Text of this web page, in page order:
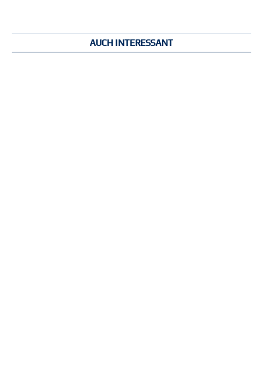
AUCH INTERESSANT